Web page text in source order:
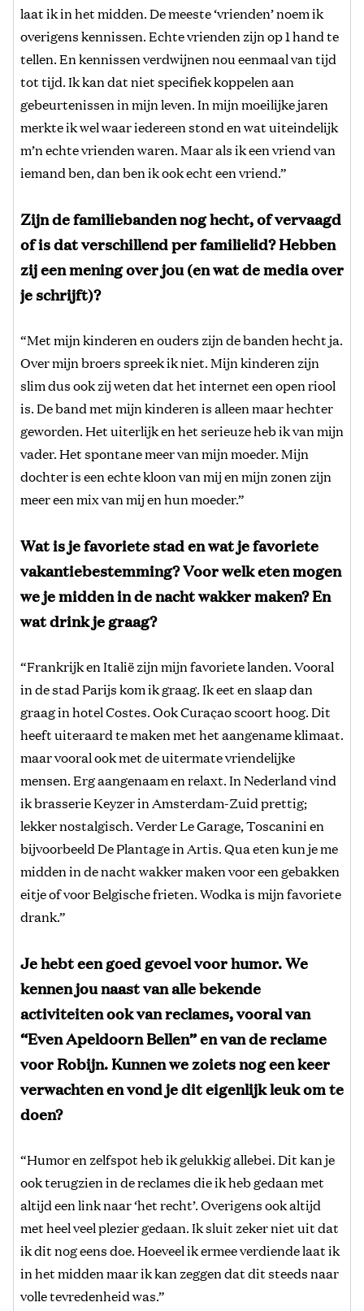
laat ik in het midden. De meeste ‘vrienden’ noem ik
overigens kennissen. Echte vrienden zijn op 1 hand te
tellen. En kennissen verdwijnen nou eenmaal van tijd
tot tijd. Ik kan dat niet specifiek koppelen aan
gebeurtenissen in mijn leven. In mijn moeilijke jaren
merkte ik wel waar iedereen stond en wat uiteindelijk
m’n echte vrienden waren. Maar als ik een vriend van
iemand ben, dan ben ik ook echt een vriend.”
Zijn de familiebanden nog hecht, of vervaagd
of is dat verschillend per familielid? Hebben
zij een mening over jou (en wat de media over
je schrijft)?
“Met mijn kinderen en ouders zijn de banden hecht ja.
Over mijn broers spreek ik niet. Mijn kinderen zijn
slim dus ook zij weten dat het internet een open riool
is. De band met mijn kinderen is alleen maar hechter
geworden. Het uiterlijk en het serieuze heb ik van mijn
vader. Het spontane meer van mijn moeder. Mijn
dochter is een echte kloon van mij en mijn zonen zijn
meer een mix van mij en hun moeder.”
Wat is je favoriete stad en wat je favoriete
vakantiebestemming? Voor welk eten mogen
we je midden in de nacht wakker maken? En
wat drink je graag?
“Frankrijk en Italië zijn mijn favoriete landen. Vooral
in de stad Parijs kom ik graag. Ik eet en slaap dan
graag in hotel Costes. Ook Curaçao scoort hoog. Dit
heeft uiteraard te maken met het aangename klimaat.
maar vooral ook met de uitermate vriendelijke
mensen. Erg aangenaam en relaxt. In Nederland vind
ik brasserie Keyzer in Amsterdam-Zuid prettig;
lekker nostalgisch. Verder Le Garage, Toscanini en
bijvoorbeeld De Plantage in Artis. Qua eten kun je me
midden in de nacht wakker maken voor een gebakken
eitje of voor Belgische frieten. Wodka is mijn favoriete
drank.”
Je hebt een goed gevoel voor humor. We
kennen jou naast van alle bekende
activiteiten ook van reclames, vooral van
“Even Apeldoorn Bellen” en van de reclame
voor Robijn. Kunnen we zoiets nog een keer
verwachten en vond je dit eigenlijk leuk om te
doen?
“Humor en zelfspot heb ik gelukkig allebei. Dit kan je
ook terugzien in de reclames die ik heb gedaan met
altijd een link naar ‘het recht’. Overigens ook altijd
met heel veel plezier gedaan. Ik sluit zeker niet uit dat
ik dit nog eens doe. Hoeveel ik ermee verdiende laat ik
in het midden maar ik kan zeggen dat dit steeds naar
volle tevredenheid was.”